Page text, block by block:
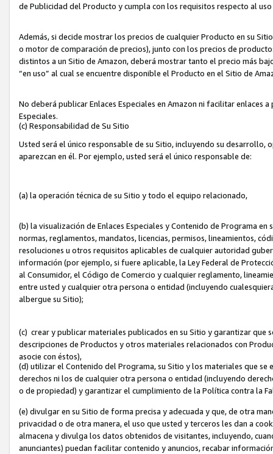
de Publicidad del Producto y cumpla con los requisitos respecto al uso
Además, si decide mostrar los precios de cualquier Producto en su
o motor de comparación de precios), junto con los precios de
distintos a un Sitio de Amazon, deberá mostrar tanto el precio más
“en uso” al cual se encuentre disponible el Producto en el Sitio de
No deberá publicar Enlaces Especiales en Amazon ni facilitar enlaces
Especiales.
(c) Responsabilidad de Su Sitio
Usted será el único responsable de su Sitio, incluyendo su
aparezcan en él. Por ejemplo, usted será el único responsable de:
(a) la operación técnica de su Sitio y todo el equipo relacionado,
(b) la visualización de Enlaces Especiales y Contenido de Programa
normas, reglamentos, mandatos, licencias, permisos, lineamientos,
resoluciones u otros requisitos aplicables de cualquier autoridad
información (por ejemplo, si fuere aplicable, la Ley Federal de
al Consumidor, el Código de Comercio y cualquier reglamento,
entre usted y cualquier otra persona o entidad (incluyendo
albergue su Sitio);
(c) crear y publicar materiales publicados en su Sitio y garantizar que
descripciones de Productos y otros materiales relacionados con
asocie con éstos),
(d) utilizar el Contenido del Programa, su Sitio y los materiales que se
derechos ni los de cualquier otra persona o entidad (incluyendo
o de propiedad) y garantizar el cumplimiento de la Política contra la
(e) divulgar en su Sitio de forma precisa y adecuada y que, de otra
privacidad o de otra manera, el uso que usted y terceros les dan a
almacena y divulga los datos obtenidos de visitantes, incluyendo,
anunciantes) puedan facilitar contenido y anuncios, recabar